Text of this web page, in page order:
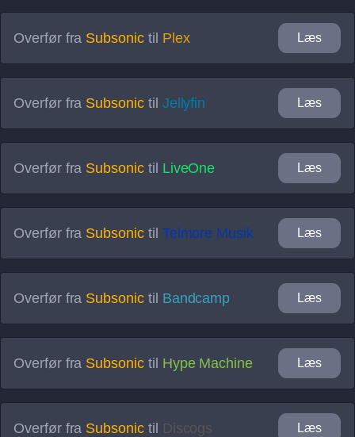
Overfør fra Subsonictil Plex Læs
Overfør fra Subsonictil Jellyfin Læs
Overfør fra Subsonictil LiveOne Læs
Overfør fra Subsonictil Telmore Musik Læs
Overfør fra Subsonictil Bandcamp Læs
Overfør fra Subsonictil Hype Machine Læs
Overfør fra Subsonictil Discogs Læs